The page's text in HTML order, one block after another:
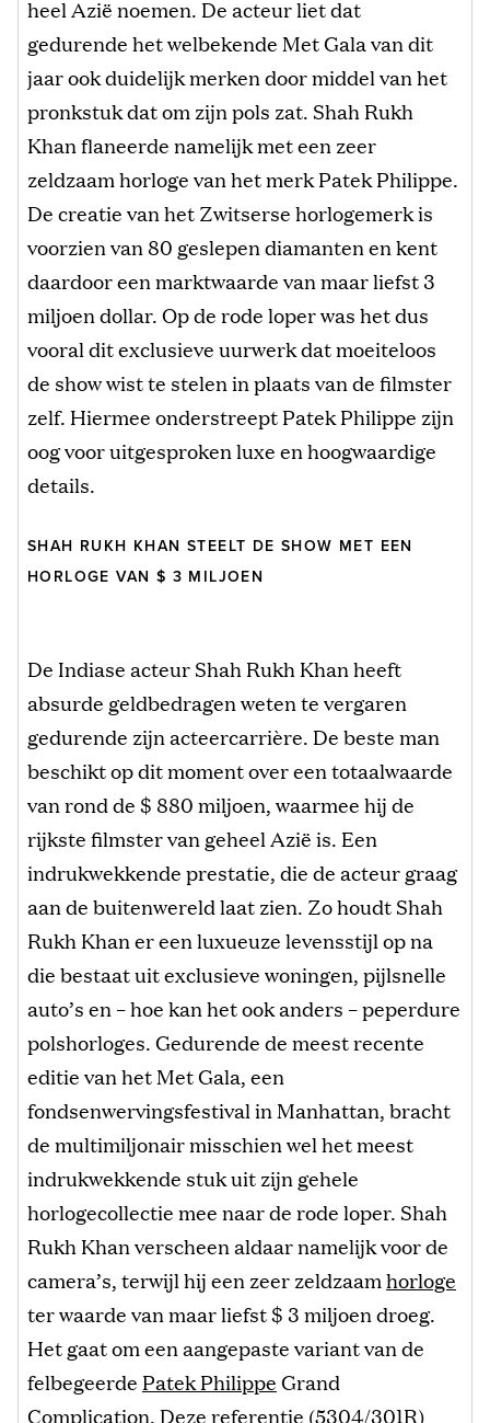
heel Azië noemen. De acteur liet dat
gedurende het welbekende Met Gala van dit
jaar ook duidelijk merken door middel van het
pronkstuk dat om zijn pols zat. Shah Rukh
Khan flaneerde namelijk met een zeer
zeldzaam horloge van het merk Patek Philippe.
De creatie van het Zwitserse horlogemerk is
voorzien van 80 geslepen diamanten en kent
daardoor een marktwaarde van maar liefst 3
miljoen dollar. Op de rode loper was het dus
vooral dit exclusieve uurwerk dat moeiteloos
de show wist te stelen in plaats van de filmster
zelf. Hiermee onderstreept Patek Philippe zijn
oog voor uitgesproken luxe en hoogwaardige
details.
SHAH RUKH KHAN STEELT DE SHOW MET EEN
HORLOGE VAN $ 3 MILJOEN
De Indiase acteur Shah Rukh Khan heeft
absurde geldbedragen weten te vergaren
gedurende zijn acteercarrière. De beste man
beschikt op dit moment over een totaalwaarde
van rond de $ 880 miljoen, waarmee hij de
rijkste filmster van geheel Azië is. Een
indrukwekkende prestatie, die de acteur graag
aan de buitenwereld laat zien. Zo houdt Shah
Rukh Khan er een luxueuze levensstijl op na
die bestaat uit exclusieve woningen, pijlsnelle
auto’s en – hoe kan het ook anders – peperdure
polshorloges. Gedurende de meest recente
editie van het Met Gala, een
fondsenwervingsfestival in Manhattan, bracht
de multimiljonair misschien wel het meest
indrukwekkende stuk uit zijn gehele
horlogecollectie mee naar de rode loper. Shah
Rukh Khan verscheen aldaar namelijk voor de
camera’s, terwijl hij een zeer zeldzaamhorloge
ter waarde van maar liefst $ 3 miljoen droeg.
Het gaat om een aangepaste variant van de
felbegeerde Patek PhilippeGrand
Complication. Deze referentie (5304/301R)